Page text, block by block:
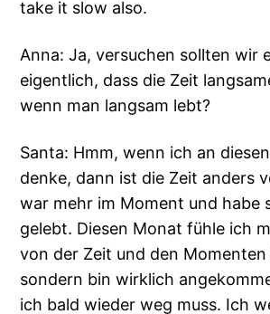
take it slow also.
Anna: Ja, versuchen sollten wir
eigentlich, dass die Zeit
wenn man langsam lebt?
Santa: Hmm, wenn ich an
denke, dann ist die Zeit anders
war mehr im Moment und habe
gelebt. Diesen Monat fühle ich
von der Zeit und den
sondern bin wirklich
ich bald wieder weg muss. Ich